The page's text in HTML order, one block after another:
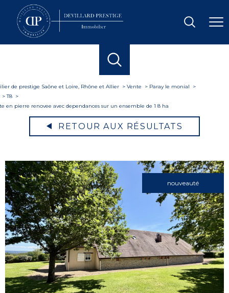
de prestige Saône et Loire, Rhône et Allier Vente
Paray le monial
T8
en pierre renovee avec dependances sur un ensemble de 1 8 ha
RETOUR AUX RÉSULTATS
nouveauté